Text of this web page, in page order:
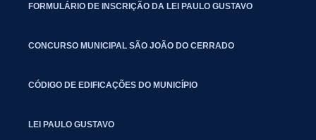
FORMULÁRIO DE INSCRIÇÃO DA LEI PAULO GUSTAVO
CONCURSO MUNICIPAL SÃO JOÃO DO CERRADO
CÓDIGO DE EDIFICAÇÕES DO MUNICÍPIO
LEI PAULO GUSTAVO